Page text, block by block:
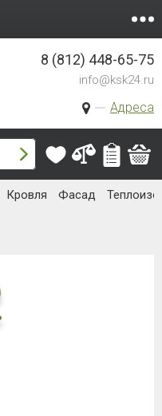
Адреса
8 (812) 448-65-75
info@ksk24.ru
Кровля Фасад